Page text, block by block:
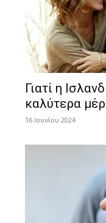
Γιατί η
καλύτερα
16 Ιουνίου 2024